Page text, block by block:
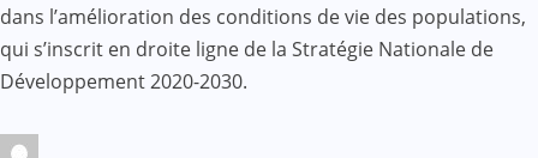
dans l’amélioration des conditions de vie des populations,
qui s’inscrit en droite ligne de la Stratégie Nationale de
Développement 2020-2030.